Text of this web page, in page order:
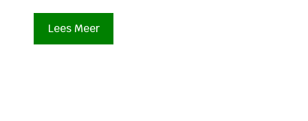
Lees Meer